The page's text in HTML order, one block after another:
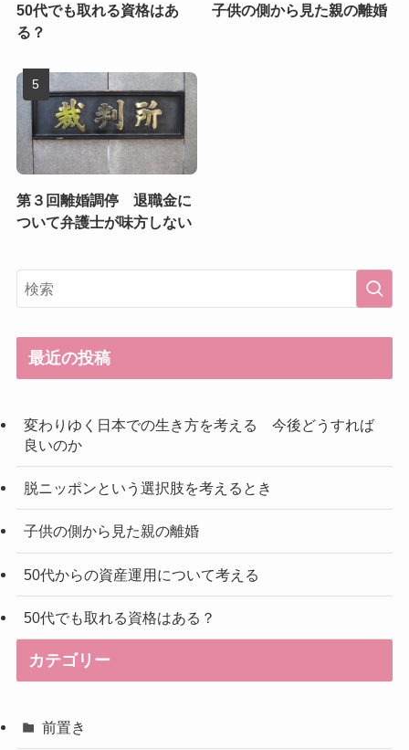
50代でも取れる資格はあ
る？
子供の側から見た親の離婚
第３回離婚調停 退職金に
ついて弁護士が味方しない
最近の投稿
変わりゆく日本での生き方を考える 今後どうすれば
良いのか
脱ニッポンという選択肢を考えるとき
子供の側から見た親の離婚
50代からの資産運用について考える
50代でも取れる資格はある？
カテゴリー
前置き